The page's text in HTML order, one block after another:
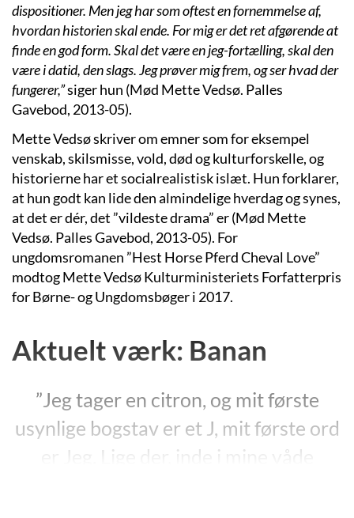
dispositioner. Men jeg har som oftest en fornemmelse af,
hvordan historien skal ende. For mig er det ret afgørende at
finde en god form. Skal det være en jeg-fortælling, skal den
være i datid, den slags. Jeg prøver mig frem, og ser hvad der
fungerer,”siger hun (Mød Mette Vedsø. Palles
Gavebod, 2013-05).
Mette Vedsø skriver om emner som for eksempel
venskab, skilsmisse, vold, død og kulturforskelle, og
historierne har et socialrealistisk islæt. Hun forklarer,
at hun godt kan lide den almindelige hverdag og synes,
at det er dér, det ”vildeste drama” er (Mød Mette
Vedsø. Palles Gavebod, 2013-05). For
ungdomsromanen ”Hest Horse Pferd Cheval Love”
modtogMette Vedsø Kulturministeriets Forfatterpris
forBørne- og Ungdomsbøgeri 2017.
Aktuelt værk: Banan
”Jeg tager en citron, og mit første
usynlige bogstav er et J, mit første ord
er Jeg. Lige der, inde i mine våde